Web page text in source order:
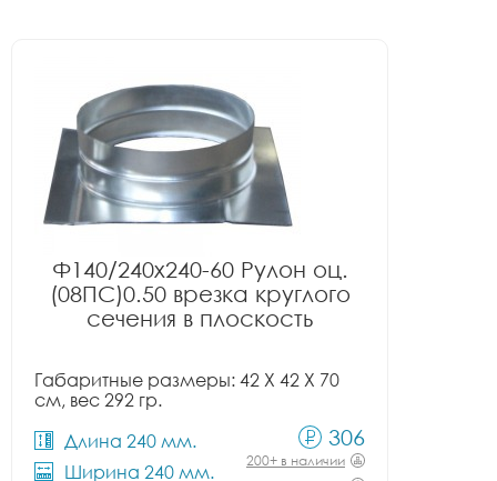
Ф140/240x240-60 Рулон оц.
(08ПС)0.50 врезка круглого
сечения в плоскость
Габаритные размеры: 42 X 42 X 70
см, вес 292 гр.
Длина 240 мм.
Ширина 240 мм.
306
200+ в наличии